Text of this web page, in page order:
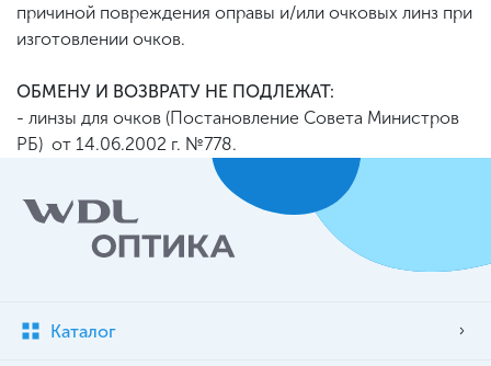
причиной повреждения оправы и/или очковых линз при
изготовлении очков.
ОБМЕНУ И ВОЗВРАТУ НЕ ПОДЛЕЖАТ:
- линзы для очков (Постановление Совета Министров
РБ) от 14.06.2002 г. №778.
Каталог